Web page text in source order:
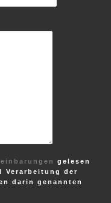
gelesen
Verarbeitung der
darin genannten